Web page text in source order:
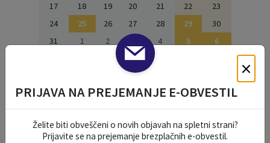
17
18 19 20 21 22
23
24
25 26 27 28 29
30
31
1 2 4 5 6
NAŠE OKO
×
PRIJAVA NA PREJEMANJE E-OBVESTIL
Želite biti obveščeni o novih objavah na spletni strani?
Prijavite se na prejemanje brezplačnih e-obvestil.